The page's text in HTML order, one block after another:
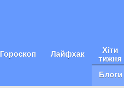
Гороскоп Лайфхак Хіти
тижня
Блоги